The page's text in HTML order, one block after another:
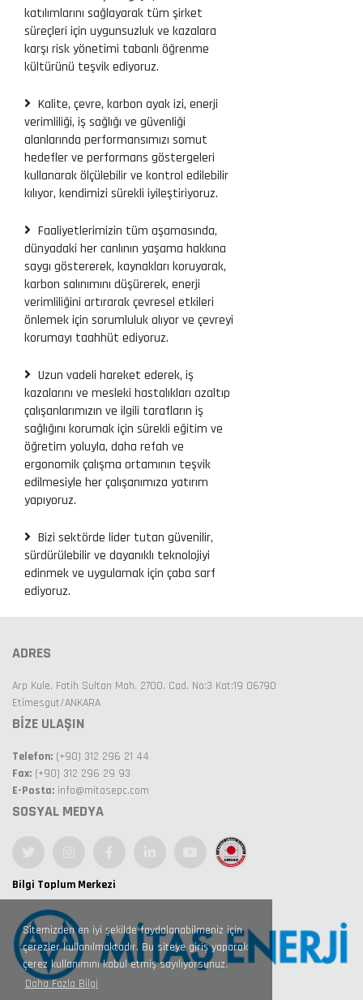
Sitemizden en iyi şekilde faydalanabilmeniz için
çerezler kullanılmaktadır. Bu siteye giriş yaparak
çerez kullanımını kabul etmiş sayılıyorsunuz.
Daha Fazla Bilgi
katılımlarını sağlayarak tüm şirket
süreçleri için uygunsuzluk ve kazalara
karşı risk yönetimi tabanlı öğrenme
kültürünü teşvik ediyoruz.
Kalite, çevre, karbon ayak izi, enerji
verimliliği, iş sağlığı ve güvenliği
alanlarında performansımızı somut
hedefler ve performans göstergeleri
kullanarak ölçülebilir ve kontrol edilebilir
kılıyor, kendimizi sürekli iyileştiriyoruz.
Faaliyetlerimizin tüm aşamasında,
dünyadaki her canlının yaşama hakkına
saygı göstererek, kaynakları koruyarak,
karbon salınımını düşürerek, enerji
verimliliğini artırarak çevresel etkileri
önlemek için sorumluluk alıyor ve çevreyi
korumayı taahhüt ediyoruz.
Uzun vadeli hareket ederek, iş
kazalarını ve mesleki hastalıkları azaltıp
çalışanlarımızın ve ilgili tarafların iş
sağlığını korumak için sürekli eğitim ve
öğretim yoluyla, daha refah ve
ergonomik çalışma ortamının teşvik
edilmesiyle her çalışanımıza yatırım
yapıyoruz.
Bizi sektörde lider tutan güvenilir,
sürdürülebilir ve dayanıklı teknolojiyi
edinmek ve uygulamak için çaba sarf
ediyoruz.
ADRES
Arp Kule, Fatih Sultan Mah. 2700. Cad. No:3 Kat:19 06790
Etimesgut/ANKARA
BİZE ULAŞIN
Telefon: (+90) 312 296 21 44
Fax: (+90) 312 296 29 93
E-Posta: info@mitasepc.com
SOSYAL MEDYA
Bilgi Toplum Merkezi